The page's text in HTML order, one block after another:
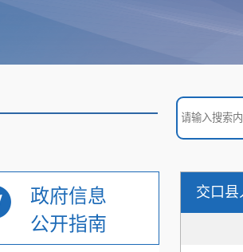
政府信息
公开指南
交口